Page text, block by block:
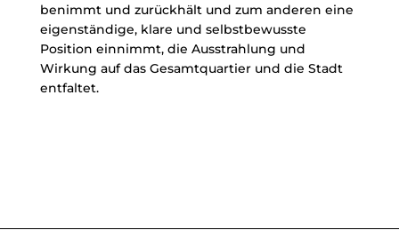
benimmt und zurückhält und zum anderen eine
eigenständige, klare und selbstbewusste
Position einnimmt, die Ausstrahlung und
Wirkung auf das Gesamtquartier und die Stadt
entfaltet.